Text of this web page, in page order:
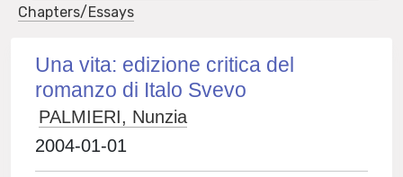
Chapters/Essays
Una vita: edizione critica del
romanzo di Italo Svevo
PALMIERI, Nunzia
2004-01-01